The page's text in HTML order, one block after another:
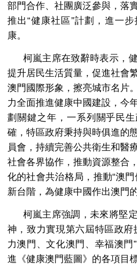
部門合作、社團廣泛參與，落
推出“健康社區”計劃，進一
康。
柯嵐主席在致辭時表示，
提升居民生活質量，促進社會
澳門國際形象，擦亮城市名片
力全面推進健康中國建設，今
劃關鍵之年，一系列關乎民
確，特區政府秉持與時俱進的
員會，持續完善公共衛生和醫
社會各界協作，推動資源整合
化的社會共治格局，推動“澳
新台階，為健康中國作出澳門的
柯嵐主席強調，未來將堅
神，致力實現第六屆特區政府
力澳門、文化澳門、幸福澳門
進《健康澳門藍圖》的各項目